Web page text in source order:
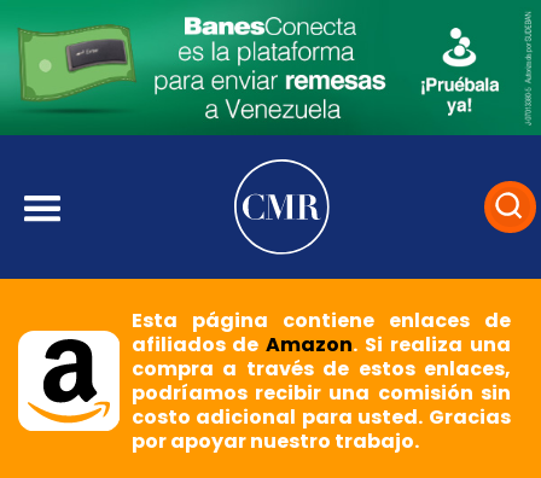
Esta página contiene enlaces de
afiliados deAmazon. Si realiza una
compra a través de estos enlaces,
podríamos recibir una comisión sin
costo adicional para usted. Gracias
por apoyar nuestro trabajo.